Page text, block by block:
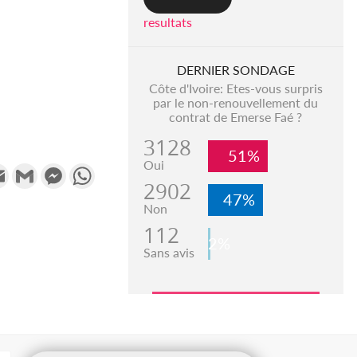
Email Gmail MessengerWhatsApp
resultats
DERNIER SONDAGE
Côte d'Ivoire: Etes-vous surpris
par le non-renouvellement du
contrat de Emerse Faé ?
3128
Oui 51%
2902
Non 47%
112
Sans avis 2%